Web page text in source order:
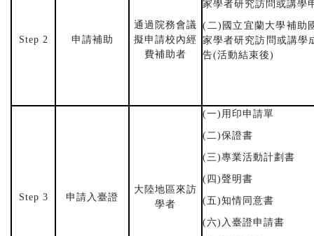
Step 2 申請補助
通過院務會議
擬申請校內經
費補助者
家學者研究訪問或講學
(二) 國立宜蘭大學補助
家學者研究訪問或講學
告(活動結束後)
Step 3 申請入臺證
大陸地區來訪
學者
(一) 用印申請單
(二)保證書
(三)專業活動計劃書
( 四)聲明書
(五)知情同意書
(六) 入臺證申請書